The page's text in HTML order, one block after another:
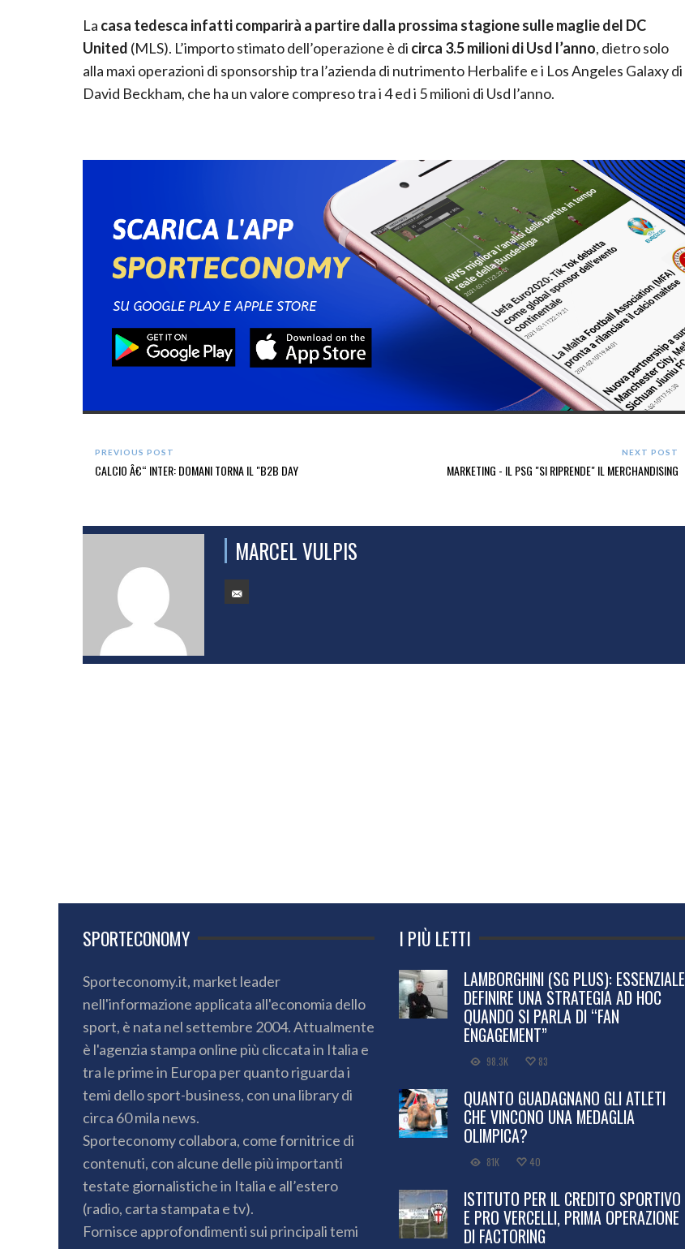
La casa tedesca infatti comparirà a partire dalla prossima stagione sulle maglie del DC
United (MLS). L’importo stimato dell’operazione è di circa 3.5 milioni di Usd l’anno, dietro solo
alla maxi operazioni di sponsorship tra l’azienda di nutrimento Herbalife e i Los Angeles Galaxy di
David Beckham, che ha un valore compreso tra i 4 ed i 5 milioni di Usd l’anno.
PREVIOUS POST
CALCIO Â€“ INTER: DOMANI TORNA IL "B2B DAY
NEXT POST
MARKETING - IL PSG "SI RIPRENDE" IL MERCHANDISING
MARCEL VULPIS
SPORTECONOMY
Sporteconomy.it, market leader
nell'informazione applicata all'economia dello
sport, è nata nel settembre 2004. Attualmente
è l'agenzia stampa online più cliccata in Italia e
tra le prime in Europa per quanto riguarda i
temi dello sport-business, con una library di
circa 60 mila news.
Sporteconomy collabora, come fornitrice di
contenuti, con alcune delle più importanti
testate giornalistiche in Italia e all’estero
(radio, carta stampata e tv).
Fornisce approfondimenti sui principali temi
I PIÙ LETTI
LAMBORGHINI (SG PLUS): ESSENZIALE
DEFINIRE UNA STRATEGIA AD HOC
QUANDO SI PARLA DI “FAN
ENGAGEMENT”
98.3K 83
QUANTO GUADAGNANO GLI ATLETI
CHE VINCONO UNA MEDAGLIA
OLIMPICA?
81K 40
ISTITUTO PER IL CREDITO SPORTIVO
E PRO VERCELLI, PRIMA OPERAZIONE
DI FACTORING